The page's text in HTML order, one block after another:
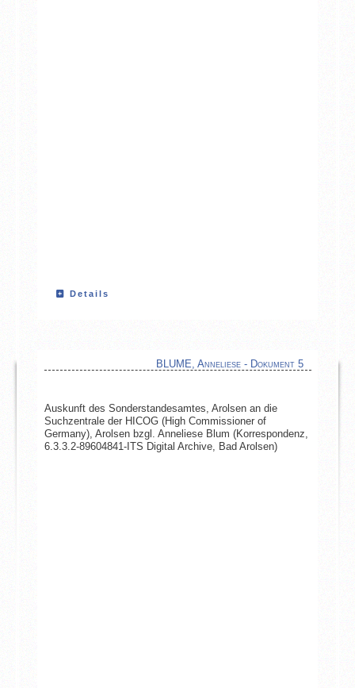
Details
BLUME, Anneliese - Dokument 5
Auskunft des Sonderstandesamtes, Arolsen an die
Suchzentrale der HICOG (High Commissioner of
Germany), Arolsen bzgl. Anneliese Blum (Korrespondenz,
6.3.3.2-89604841-ITS Digital Archive, Bad Arolsen)